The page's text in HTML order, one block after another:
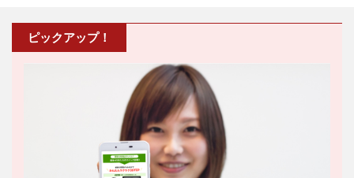
ピックアップ！